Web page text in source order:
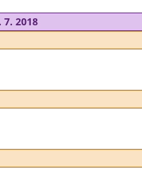
7. 2018